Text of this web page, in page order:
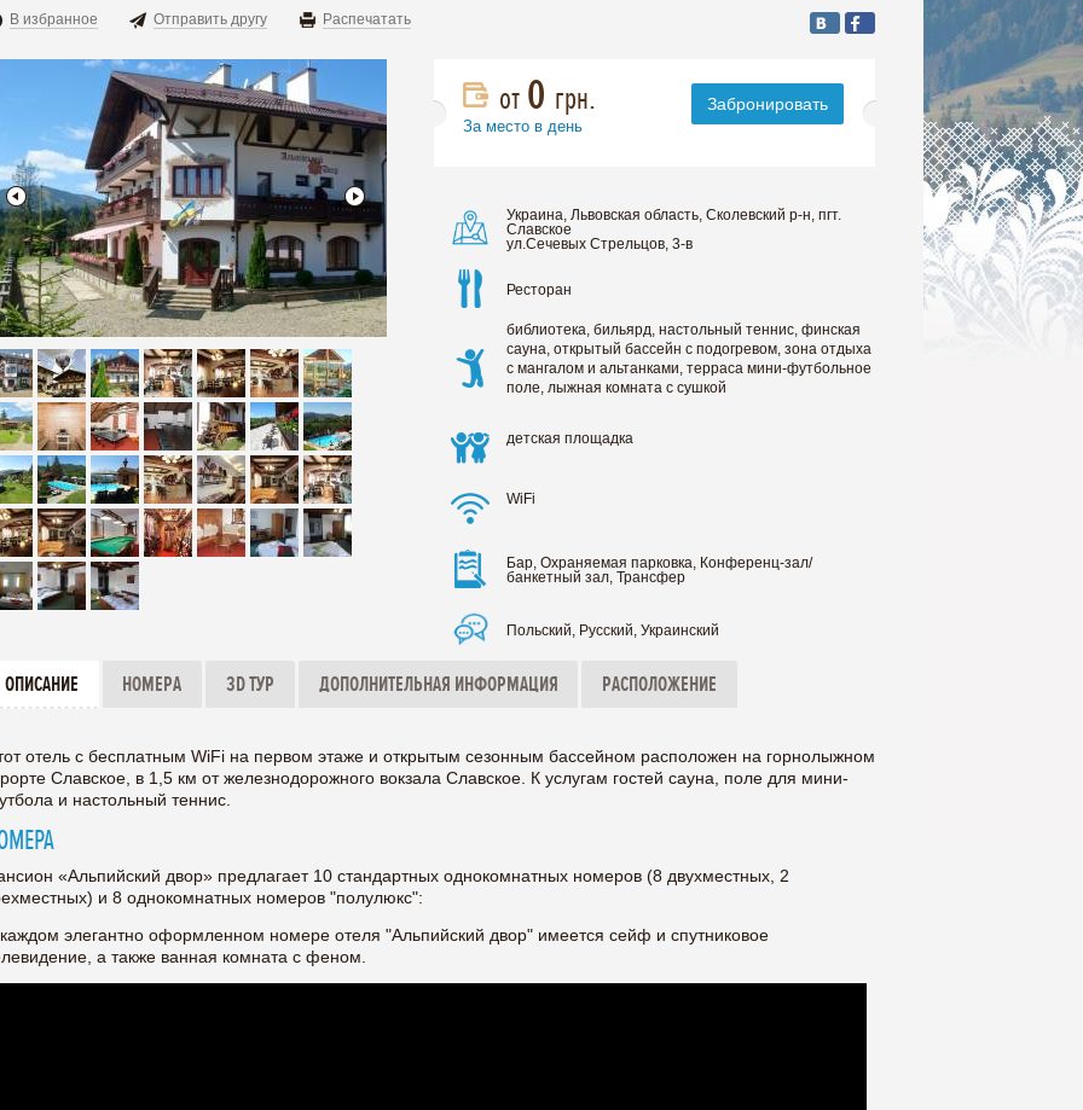
В избранное Отправить другу Распечатать
от 0 грн.
За место в день
Забронировать
Украина, Львовская область, Сколевский р-н, пгт.
Славское
ул.Сечевых Стрельцов, 3-в
Ресторан
библиотека, бильярд, настольный теннис, финская
сауна, открытый бассейн с подогревом, зона отдыха
с мангалом и альтанками, терраса мини-футбольное
поле, лыжная комната с сушкой
детская площадка
WiFi
Бар, Охраняемая парковка, Конференц-зал/
банкетный зал, Трансфер
Польский, Русский, Украинский
ОПИСАНИЕ НОМЕРА 3D ТУР ДОПОЛНИТЕЛЬНАЯ ИНФОРМАЦИЯ РАСПОЛОЖЕНИЕ
отель с бесплатным WiFi на первом этаже и открытым сезонным бассейном расположен на горнолыжном
Славское, в 1,5 км от железнодорожного вокзала Славское. К услугам гостей сауна, поле для мини-
и настольный теннис.
«Альпийский двор» предлагает 10 стандартных однокомнатных номеров (8 двухместных, 2
и 8 однокомнатных номеров "полулюкс":
элегантно оформленном номере отеля "Альпийский двор" имеется сейф и спутниковое
а также ванная комната с феном.